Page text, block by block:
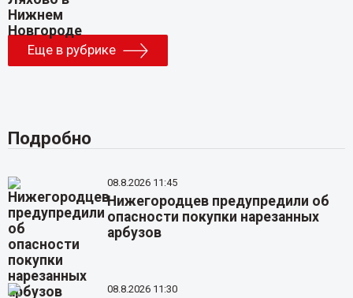
Еще в рубрике
Подробно
08.8.2026 11:45
Нижегородцев предупредили об
опасности покупки нарезанных
арбузов
08.8.2026 11:30